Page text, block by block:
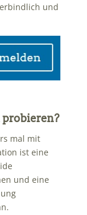
und
mal mit
ist eine
und eine